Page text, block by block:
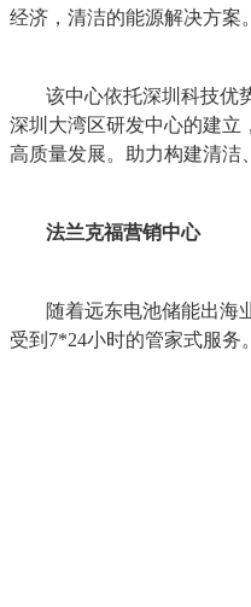
经济，清洁的能源解决方案。
该中心依托深圳科技优
深圳大湾区研发中心的建立
高质量发展。助力构建清洁
法兰克福营销中心
随着远东电池储能出海
受到7*24小时的管家式服务